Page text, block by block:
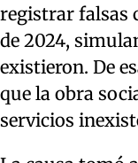
registrar falsas
de 2024,
existieron. De
que la obra
servicios